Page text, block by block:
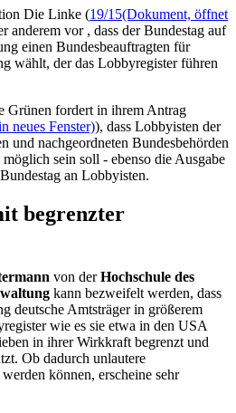
Die Linke (19/15(Dokument, öffnet
anderem vor , dass der Bundestag auf
einen Bundesbeauftragten für
wählt, der das Lobbyregister führen
Grünen fordert in ihrem Antrag
neues Fenster)), dass Lobbyisten der
und nachgeordneten Bundesbehörden
sein soll - ebenso die Ausgabe
an Lobbyisten.
begrenzter
von derHochschule des
kann bezweifelt werden, dass
deutsche Amtsträger in größerem
wie es sie etwa in den USA
in ihrer Wirkkraft begrenzt und
Ob dadurch unlautere
können, erscheine sehr